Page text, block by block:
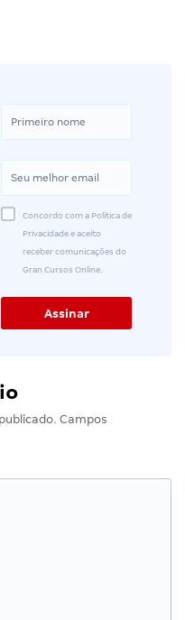
Concordo com a Política de
Privacidade e aceito
receber comunicações do
Gran Cursos Online.
Campos